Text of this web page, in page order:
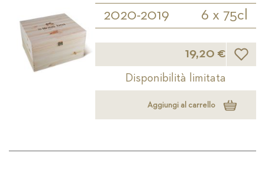
2020-2019 6 x 75cl
19,20 € Lista
Disponibilità limitata
Aggiungi al carrello